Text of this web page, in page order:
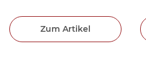
Zum Artikel